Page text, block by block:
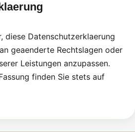
diese Datenschutzerklaerung
geaenderte Rechtslagen oder
Leistungen anzupassen.
finden Sie stets auf